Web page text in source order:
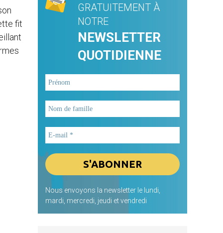
fit
GRATUITEMENT À
NOTRE
NEWSLETTER
QUOTIDIENNE
Nous envoyons la newsletter le lundi,
mardi, mercredi, jeudi et vendredi